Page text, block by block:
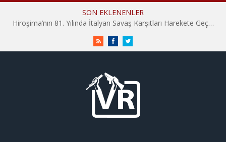
SON EKLENENLER
Hiroşima’nın 81. Yılında İtalyan Savaş Karşıtları Harekete Geçti: “Hatırlamak yeterli değil”
RSS FacebookTwitter